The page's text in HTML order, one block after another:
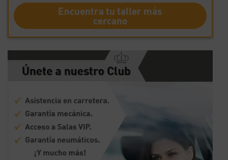
Encuentra tu taller más
cercano